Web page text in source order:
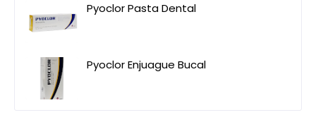
Pyoclor Pasta Dental
Pyoclor Enjuague Bucal